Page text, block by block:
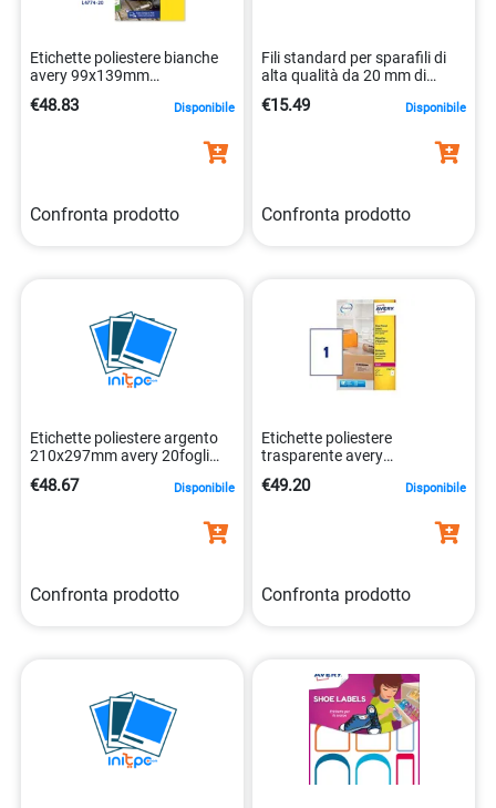
Etichette poliestere bianche
avery 99x139mm
€48.83 Disponibile
Confronta prodotto
Fili standard per sparafili di
alta qualità da 20 mm di
€15.49 Disponibile
Confronta prodotto
Etichette poliestere argento
210x297mm avery 20fogli
€48.67 Disponibile
Confronta prodotto
Etichette poliestere
trasparente avery
5014702106279
€49.20 Disponibile
Confronta prodotto